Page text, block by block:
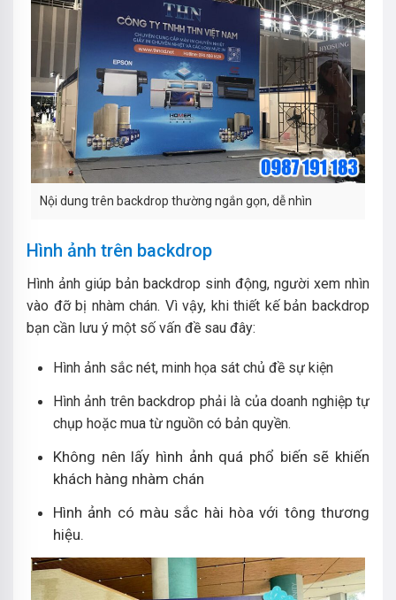
Nội dung trên backdrop thường ngắn gọn, dễ nhìn
Hình ảnh trên backdrop
Hình ảnh giúp bản backdrop sinh động, người xem nhìn
vào đỡ bị nhàm chán. Vì vậy, khi thiết kế bản backdrop
bạn cần lưu ý một số vấn đề sau đây:
Hình ảnh sắc nét, minh họa sát chủ đề sự kiện
Hình ảnh trên backdrop phải là của doanh nghiệp tự
chụp hoặc mua từ nguồn có bản quyền.
Không nên lấy hình ảnh quá phổ biến sẽ khiến
khách hàng nhàm chán
Hình ảnh có màu sắc hài hòa với tông thương
hiệu.